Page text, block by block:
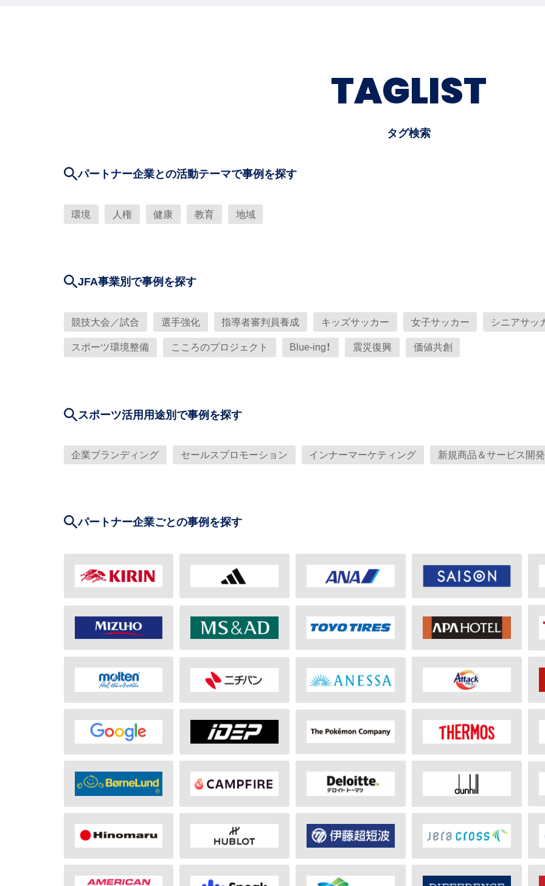
TAGLIST
タグ検索
パートナー企業との活動テーマで事例を探す
環境 人権 健康 教育 地域
JFA事業別で事例を探す
競技大会／試合 選手強化 指導者審判員養成 キッズサッカー 女子サッカー シニアサッ
スポーツ環境整備 こころのプロジェクト Blue-ing！ 震災復興 価値共創
スポーツ活用用途別で事例を探す
企業ブランディング セールスプロモーション インナーマーケティング 新規商品＆サービス開発
パートナー企業ごとの事例を探す